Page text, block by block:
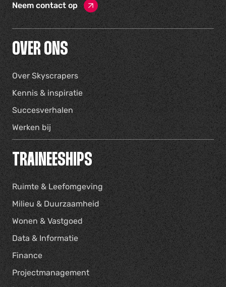
Neem contact op
OVER ONS
Over Skyscrapers
Kennis & inspiratie
Succesverhalen
Werken bij
TRAINEESHIPS
Ruimte & Leefomgeving
Milieu & Duurzaamheid
Wonen & Vastgoed
Data & Informatie
Finance
Projectmanagement